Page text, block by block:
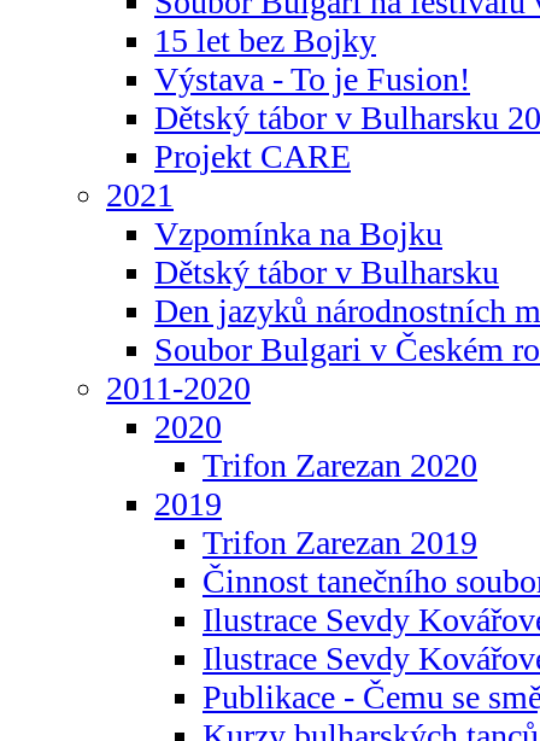
15 let bez Bojky
Výstava - To je Fusion!
Dětský tábor v Bulharsku
Projekt CARE
2021
Vzpomínka na Bojku
Dětský tábor v Bulharsku
Den jazyků národnostních
Soubor Bulgari v Českém
2011-2020
2020
Trifon Zarezan 2020
2019
Trifon Zarezan 2019
Činnost tanečního
Ilustrace Sevdy
Ilustrace Sevdy
Publikace - Čemu se